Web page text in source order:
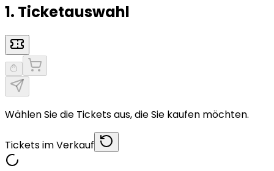
1. Ticketauswahl
Wählen Sie die Tickets aus, die Sie kaufen möchten.
Tickets im Verkauf